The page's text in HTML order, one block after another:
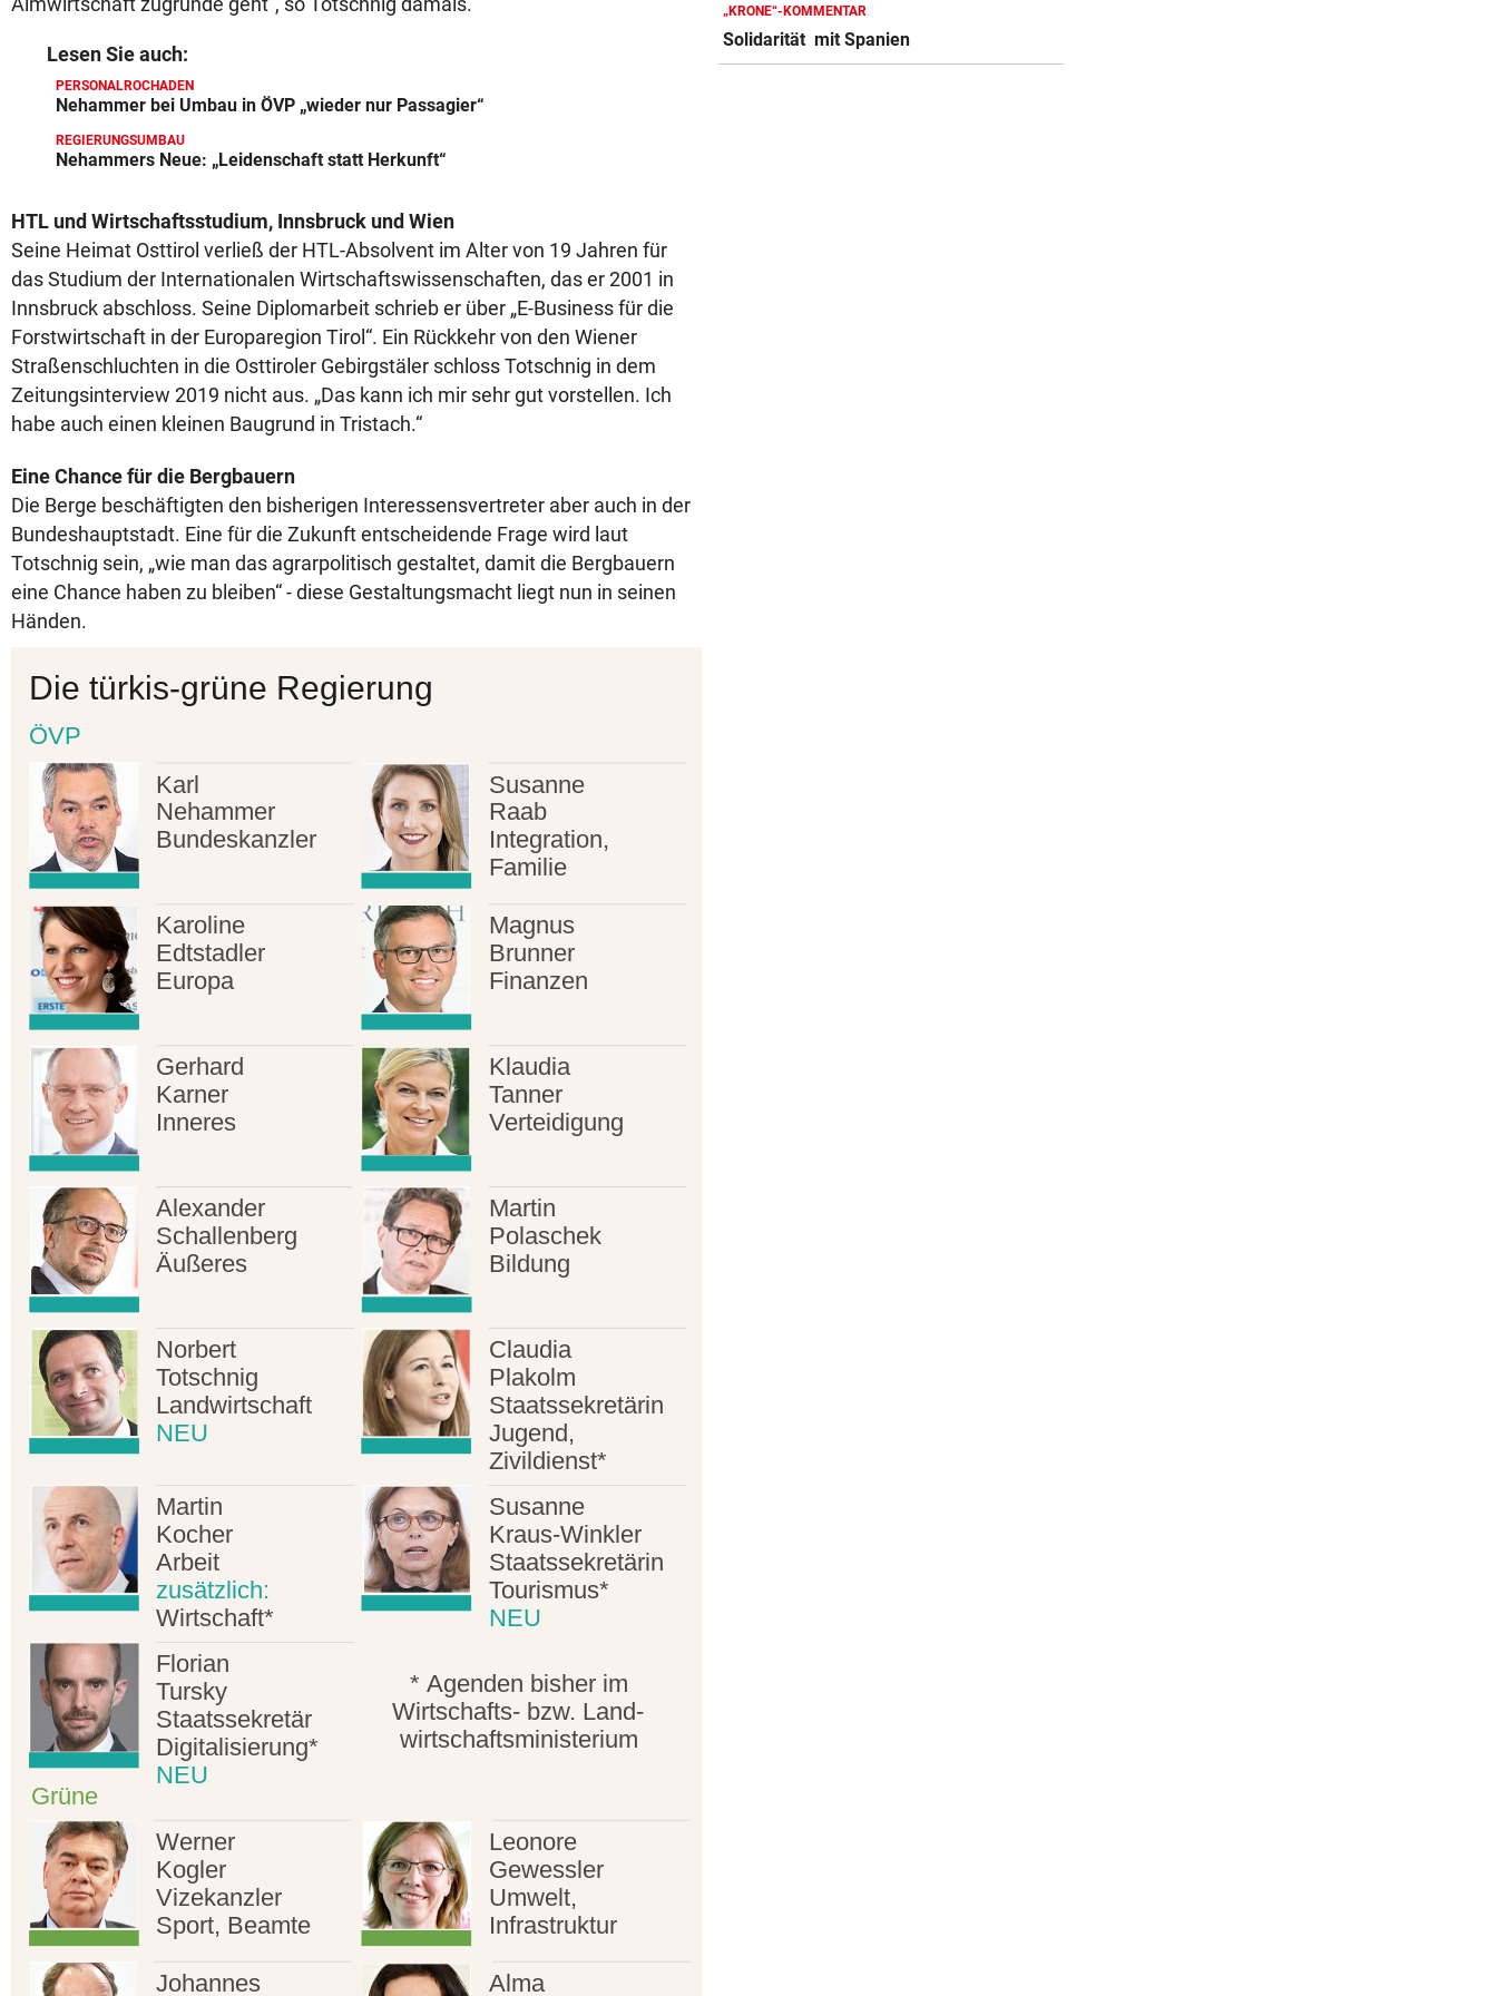
Lesen Sie auch:
PERSONALROCHADEN
Nehammer bei Umbau in ÖVP „wieder nur Passagier“
REGIERUNGSUMBAU
Nehammers Neue: „Leidenschaft statt Herkunft“
HTL und Wirtschaftsstudium, Innsbruck und Wien
Seine Heimat Osttirol verließ der HTL-Absolvent im Alter von 19 Jahren für
das Studium der Internationalen Wirtschaftswissenschaften, das er 2001 in
Innsbruck abschloss. Seine Diplomarbeit schrieb er über „E-Business für die
Forstwirtschaft in der Europaregion Tirol“. Ein Rückkehr von den Wiener
Straßenschluchten in die Osttiroler Gebirgstäler schloss Totschnig in dem
Zeitungsinterview 2019 nicht aus. „Das kann ich mir sehr gut vorstellen. Ich
habe auch einen kleinen Baugrund in Tristach.“
Eine Chance für die Bergbauern
Die Berge beschäftigten den bisherigen Interessensvertreter aber auch in der
Bundeshauptstadt. Eine für die Zukunft entscheidende Frage wird laut
Totschnig sein, „wie man das agrarpolitisch gestaltet, damit die Bergbauern
eine Chance haben zu bleiben“ - diese Gestaltungsmacht liegt nun in seinen
Händen.
REKORD IN SPANIEN
33,02 Grad Celsius im Mittelmeer
gemessen!
„KRONE“-KOMMENTAR
Solidarität mit Spanien